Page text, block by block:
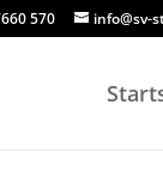
570 info@sv-